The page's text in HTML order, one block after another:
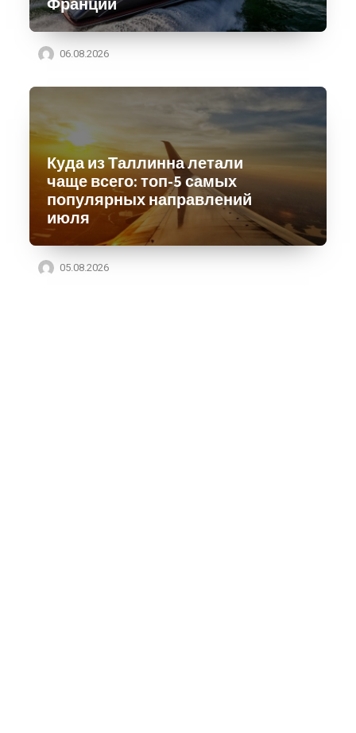
06.08.2026
Куда из Таллинна летали
чаще всего: топ-5 самых
популярных направлений
июля
05.08.2026